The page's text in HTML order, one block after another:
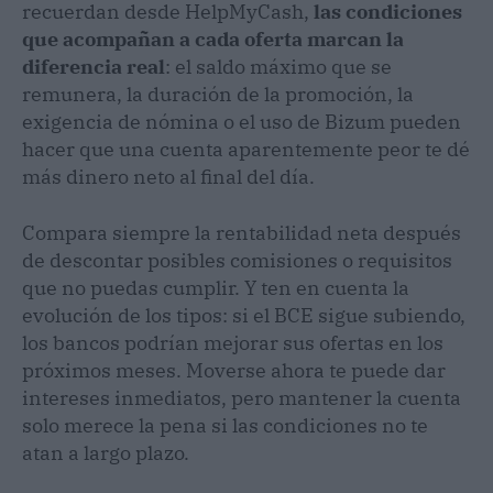
recuerdan desde HelpMyCash, las condiciones
que acompañan a cada oferta marcan la
diferencia real: el saldo máximo que se
remunera, la duración de la promoción, la
exigencia de nómina o el uso de Bizum pueden
hacer que una cuenta aparentemente peor te dé
más dinero neto al final del día.
Compara siempre la rentabilidad neta después
de descontar posibles comisiones o requisitos
que no puedas cumplir. Y ten en cuenta la
evolución de los tipos: si el BCE sigue subiendo,
los bancos podrían mejorar sus ofertas en los
próximos meses. Moverse ahora te puede dar
intereses inmediatos, pero mantener la cuenta
solo merece la pena si las condiciones no te
atan a largo plazo.